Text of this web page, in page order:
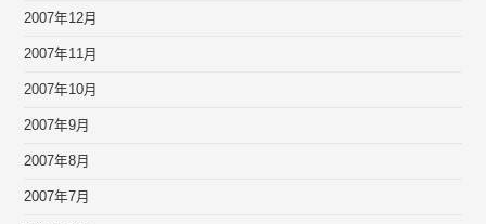
2007年12月
2007年11月
2007年10月
2007年9月
2007年8月
2007年7月